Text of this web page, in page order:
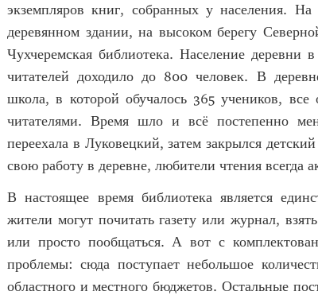
экземпляров книг, собранных у населения.
деревянном здании, на высоком берегу
Чухчеремская библиотека. Население
читателей доходило до 800 человек. В
школа, в которой обучалось 365 учеников,
читателями. Время шло и всё постепенно
переехала в Луковецкий, затем закрылся
свою работу в деревне, любители чтения всегда
В настоящее время библиотека является
жители могут почитать газету или журнал,
или просто пообщаться. А вот с
проблемы: сюда поступает небольшое
областного и местного бюджетов. Остальные